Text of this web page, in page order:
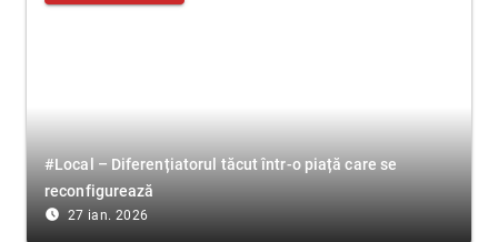
#Local – Diferențiatorul tăcut într-o piață care se
reconfigurează
access_time_filled 27 ian. 2026